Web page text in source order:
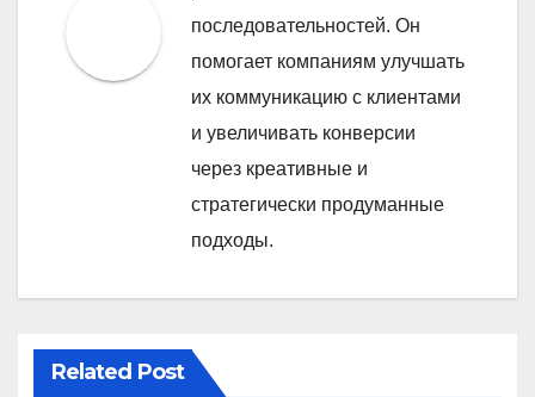
последовательностей. Он
помогает компаниям улучшать
их коммуникацию с клиентами
и увеличивать конверсии
через креативные и
стратегически продуманные
подходы.
Related Post